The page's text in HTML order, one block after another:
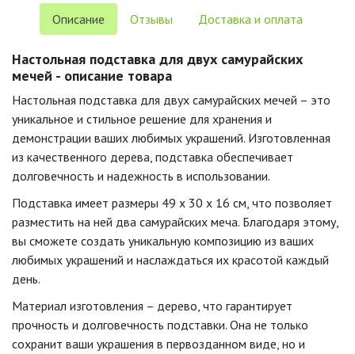
Описание Отзывы Доставка и оплата
Настольная подставка для двух самурайских
мечей - описание товара
Настольная подставка для двух самурайских мечей – это
уникальное и стильное решение для хранения и
демонстрации ваших любимых украшений. Изготовленная
из качественного дерева, подставка обеспечивает
долговечность и надежность в использовании.
Подставка имеет размеры 49 х 30 х 16 см, что позволяет
разместить на ней два самурайских меча. Благодаря этому,
вы сможете создать уникальную композицию из ваших
любимых украшений и наслаждаться их красотой каждый
день.
Материал изготовления – дерево, что гарантирует
прочность и долговечность подставки. Она не только
сохранит ваши украшения в первозданном виде, но и